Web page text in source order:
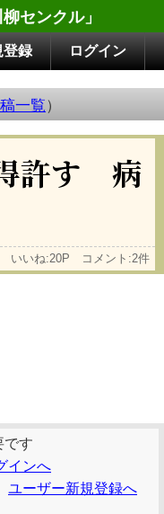
センクル」
登録 ログイン
一覧）
許す 病
いいね:20P コメント:2件
です
インへ
ユーザー新規登録へ